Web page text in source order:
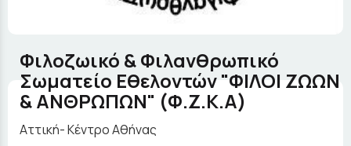
Φιλοζωικό & Φιλανθρωπικό
Σωματείο Εθελοντών "ΦΙΛΟΙ ΖΩΩΝ
& ΑΝΘΡΩΠΩΝ" (Φ.Ζ.Κ.Α)
Αττική- Κέντρο Αθήνας